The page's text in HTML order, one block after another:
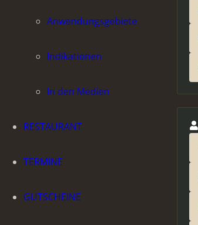
Anwendungsgebiete
Indikationen
In den Medien
RESTAURANT
TERMINE
GUTSCHEINE